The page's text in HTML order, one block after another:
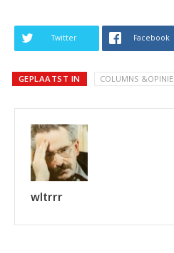
Twitter Facebook
GEPLAATST IN COLUMNS &OPINIE
wltrrr